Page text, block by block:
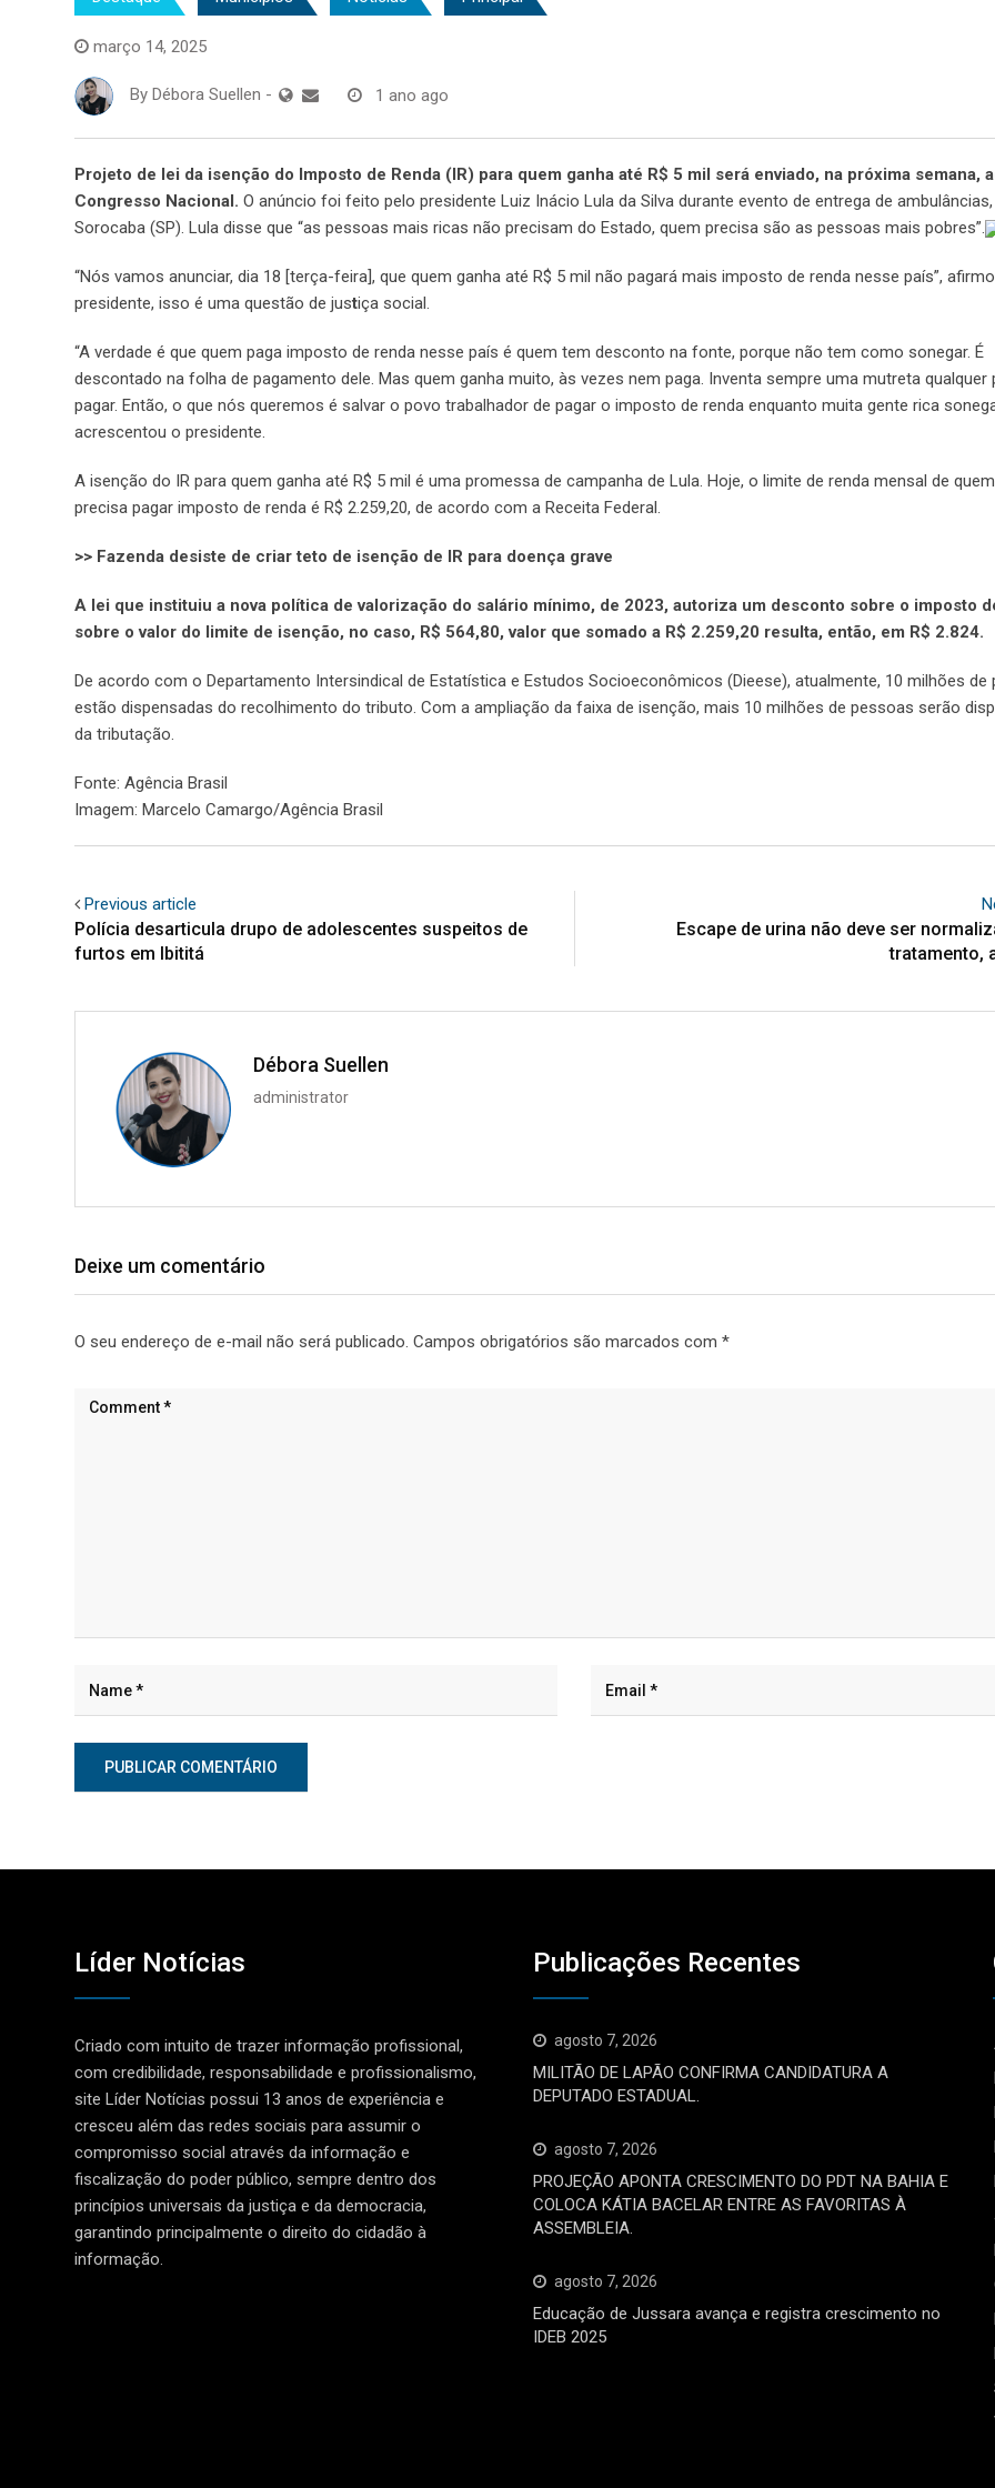
março 14, 2025
By Débora Suellen - 1 ano ago
Projeto de lei da isenção do Imposto de Renda (IR) para quem ganha até R$ 5 mil será enviado, na próxima semana,
Congresso Nacional. O anúncio foi feito pelo presidente Luiz Inácio Lula da Silva durante evento de entrega de
Sorocaba (SP). Lula disse que “as pessoas mais ricas não precisam do Estado, quem precisa são as pessoas mais pobres”.
“Nós vamos anunciar, dia 18 [terça-feira], que quem ganha até R$ 5 mil não pagará mais imposto de renda nesse país”,
presidente, isso é uma questão de justiça social.
“A verdade é que quem paga imposto de renda nesse país é quem tem desconto na fonte, porque não tem como sonegar. É
descontado na folha de pagamento dele. Mas quem ganha muito, às vezes nem paga. Inventa sempre uma mutreta qualquer
pagar. Então, o que nós queremos é salvar o povo trabalhador de pagar o imposto de renda enquanto muita gente rica
acrescentou o presidente.
A isenção do IR para quem ganha até R$ 5 mil é uma promessa de campanha de Lula. Hoje, o limite de renda mensal de
precisa pagar imposto de renda é R$ 2.259,20, de acordo com a Receita Federal.
>> Fazenda desiste de criar teto de isenção de IR para doença grave
A lei que instituiu a nova política de valorização do salário mínimo, de 2023, autoriza um desconto sobre o imposto
sobre o valor do limite de isenção, no caso, R$ 564,80, valor que somado a R$ 2.259,20 resulta, então, em R$ 2.824.
De acordo com o Departamento Intersindical de Estatística e Estudos Socioeconômicos (Dieese), atualmente, 10 milhões de
estão dispensadas do recolhimento do tributo. Com a ampliação da faixa de isenção, mais 10 milhões de pessoas serão
da tributação.
Fonte: Agência Brasil
Imagem: Marcelo Camargo/Agência Brasil
Previous article
Polícia desarticula drupo de adolescentes suspeitos de
furtos em Ibititá
Escape de urina não deve ser
tratamento,
Débora Suellen
administrator
Deixe um comentário
O seu endereço de e-mail não será publicado. Campos obrigatórios são marcados com *
Líder Notícias
Criado com intuito de trazer informação profissional,
com credibilidade, responsabilidade e profissionalismo,
site Líder Notícias possui 13 anos de experiência e
cresceu além das redes sociais para assumir o
compromisso social através da informação e
fiscalização do poder público, sempre dentro dos
princípios universais da justiça e da democracia,
garantindo principalmente o direito do cidadão à
informação.
Publicações Recentes
agosto 7, 2026
MILITÃO DE LAPÃO CONFIRMA CANDIDATURA A
DEPUTADO ESTADUAL.
agosto 7, 2026
PROJEÇÃO APONTA CRESCIMENTO DO PDT NA BAHIA E
COLOCA KÁTIA BACELAR ENTRE AS FAVORITAS À
ASSEMBLEIA.
agosto 7, 2026
Educação de Jussara avança e registra crescimento no
IDEB 2025